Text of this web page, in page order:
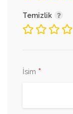
Temizlik
İsim *